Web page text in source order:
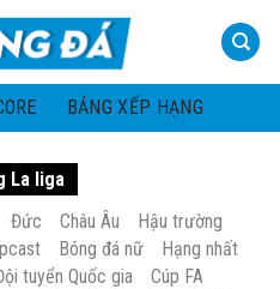
BẢNG XẾP HẠNG
La liga
Đức Châu Âu
Hậu trường
Bóng đá nữ
Hạng nhất
tuyển Quốc gia
Cúp FA